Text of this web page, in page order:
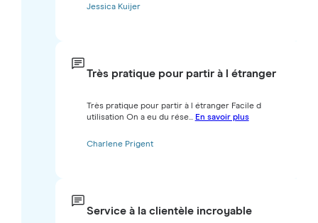
Jessica Kuijer
Très pratique pour partir à l étranger
Très pratique pour partir à l étranger Facile d
utilisation On a eu du rése... En savoir plus
Charlene Prigent
Service à la clientèle incroyable